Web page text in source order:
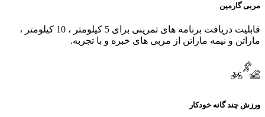
مربی گارمین
قابلیت دریافت برنامه های تمرینی برای 5 کیلومتر ، 10 کیلومتر ،
ماراتن و نیمه ماراتن از مربی های خبره و با تجربه.
ورزش چند گانه خودکار